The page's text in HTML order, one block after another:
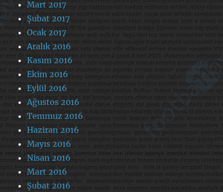
Mart 2017
Şubat 2017
Ocak 2017
Aralık 2016
Kasım 2016
Ekim 2016
Eylül 2016
Ağustos 2016
Temmuz 2016
Haziran 2016
Mayıs 2016
Nisan 2016
Mart 2016
Şubat 2016